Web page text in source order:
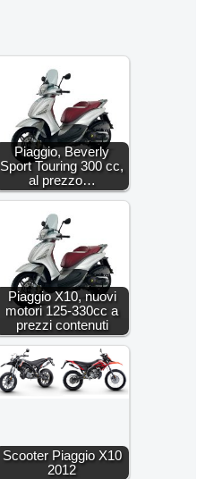
Piaggio, Beverly
Sport Touring 300 cc,
al prezzo…
Piaggio X10, nuovi
motori 125-330cc a
prezzi contenuti
Scooter Piaggio X10
2012